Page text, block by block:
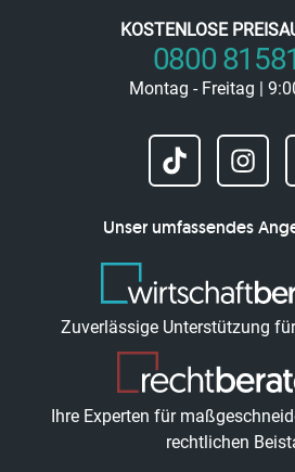
KOSTENLOSE
0800
Montag - Freitag |
Unser umfassendes
Zuverlässige Unterstützung
Ihre Experten für
rechtlichen